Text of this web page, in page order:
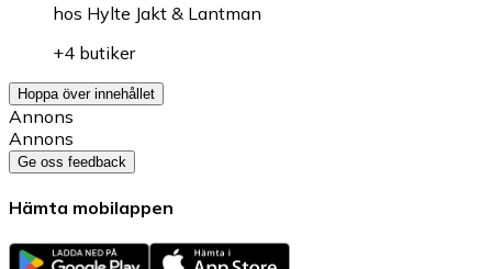
hos Hylte Jakt & Lantman
+4 butiker
Hoppa över innehållet
Annons
Annons
Ge oss feedback
Hämta mobilappen